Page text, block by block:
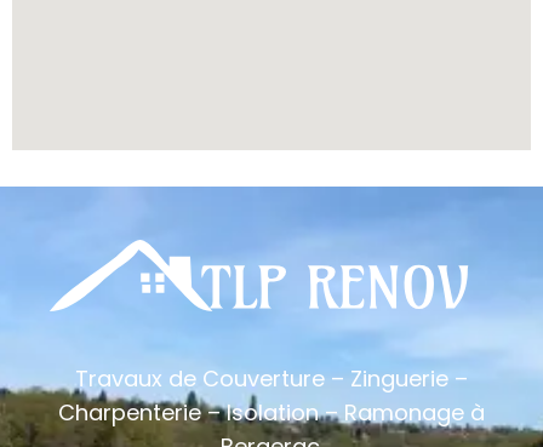
Travaux de Couverture – Zinguerie –
Charpenterie – Isolation – Ramonage à